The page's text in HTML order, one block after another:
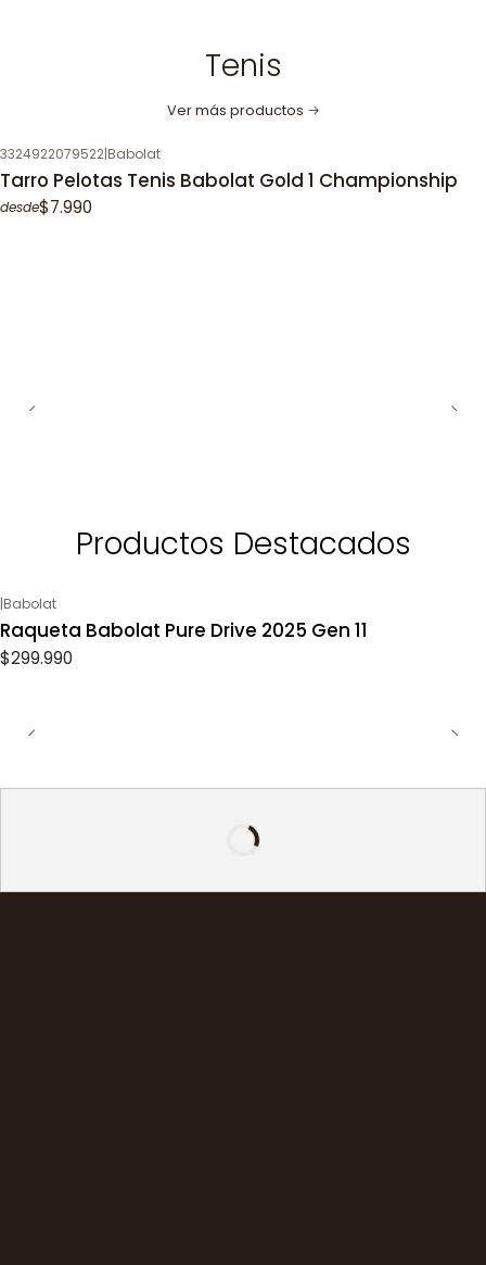
Tenis
Ver más productos
3324922079522|Babolat
Tarro Pelotas Tenis Babolat Gold 1 Championship
desde$7.990
Productos Destacados
|Babolat
Raqueta Babolat Pure Drive 2025 Gen 11
$299.990